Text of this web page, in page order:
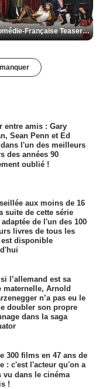
De la Comédie-Française Teaser VF
entre amis : Gary
Sean Penn et Ed
dans l'un des meilleurs
des années 90
oublié !
aux moins de 16
suite de cette série
adaptée de l'un des 100
livres de tous les
disponible
si l’allemand est sa
maternelle, Arnold
n’a pas eu le
doubler son propre
dans la saga
300 films en 47 ans de
: c'est l'acteur qu'on a
vu dans le cinéma
!